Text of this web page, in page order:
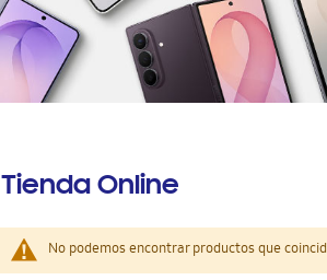
Tienda Online
No podemos encontrar productos que